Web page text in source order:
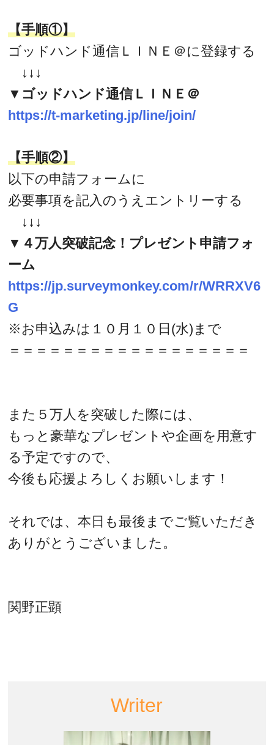
【手順①】
ゴッドハンド通信ＬＩＮＥ＠に登録する
↓↓↓
▼ゴッドハンド通信ＬＩＮＥ＠
https://t-marketing.jp/line/join/
【手順②】
以下の申請フォームに
必要事項を記入のうえエントリーする
↓↓↓
▼４万人突破記念！プレゼント申請フォ
ーム
https://jp.surveymonkey.com/r/WRRXV6
G
※お申込みは１０月１０日(水)まで
＝＝＝＝＝＝＝＝＝＝＝＝＝＝＝＝＝＝
また５万人を突破した際には、
もっと豪華なプレゼントや企画を用意す
る予定ですので、
今後も応援よろしくお願いします！
それでは、本日も最後までご覧いただき
ありがとうございました。
関野正顕
Writer